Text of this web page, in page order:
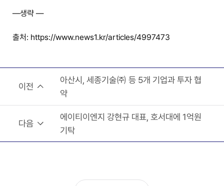
—생략 —
출처: https://www.news1.kr/articles/4997473
이전
아산시, 세종기술㈜ 등 5개 기업과 투자 협
약
다음
에이티이엔지 강현규 대표, 호서대에 1억원
기탁